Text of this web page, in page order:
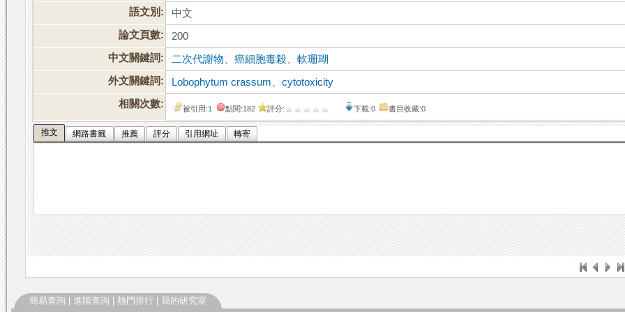
語文別:
中文
論文頁數:
200
中文關鍵詞:
二次代謝物 、癌細胞毒殺 、軟珊瑚
外文關鍵詞:
Lobophytum crassum 、cytotoxicity
相關次數:
被引用:1 點閱:182 評分: 下載:0 書目收藏:0
推文 網路書籤 推薦 評分 引用網址 轉寄
簡易查詢 進階查詢 熱門排行 我的研究室